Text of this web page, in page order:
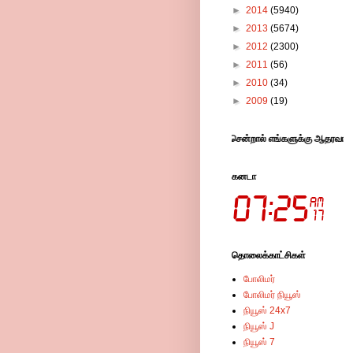
► 2014 (5940)
► 2013 (5674)
► 2012 (2300)
► 2011 (56)
► 2010 (34)
► 2009 (19)
விளம்பரங்களில் கிளிக் செய்து விட்டு சென்றால் எங்களுக்கு ஆதரவாக இருக்கும்
கனடா
தொலைக்காட்சிகள்
போலிமர்
போலிமர் நியூஸ்
நியூஸ் 24x7
நியூஸ் J
நியூஸ் 7